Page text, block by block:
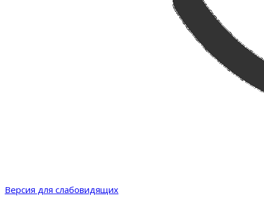
Версия для слабовидящих